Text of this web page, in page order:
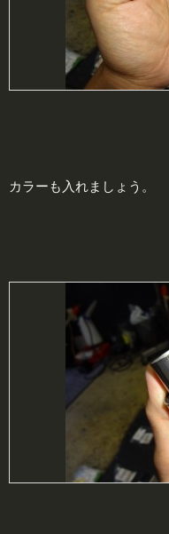
カラーも入れましょう。